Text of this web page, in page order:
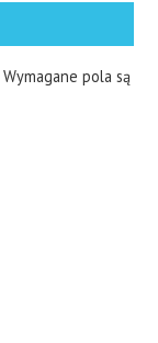
Wymagane pola są